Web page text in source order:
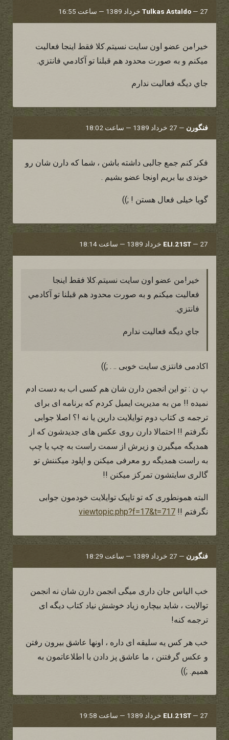
Tulkas Astaldo — 27 خرداد 1389 — ساعت 16:55
خير!من عضو اون سايت نسيتم.كلا فقط اينجا فعاليت
ميكنم و به صورت محدود هم قبلنا تو آكادمي فانتزي.
جاي ديگه فعاليت ندارم
فنگورن — 27 خرداد 1389 — ساعت 18:02
فکر کنم جمع جالبی داشته باشن ، شما که دارن شان رو
خوندی بیا بریم اونجا عضو بشیم .
گویا خیلی فعال هستن ! ;))
ELI.21ST — 27 خرداد 1389 — ساعت 18:14
خير!من عضو اون سايت نسيتم.كلا فقط اينجا
فعاليت ميكنم و به صورت محدود هم قبلنا تو آكادمي
فانتزي.
جاي ديگه فعاليت ندارم
اکادمی فانتزی سایت خوبی .. . ;))
پ ن : تو این انجمن دارن شان هم کسی اب به دست ادم
نمیده !! من به مدیریت ایمیل کردم که برنامه ای برای
ترجمه ی کتاب دوم توایلایت دارین یا نه !؟ اصلا جوابی
نگرفتم !! احتمالا دارن روی عکس های جدیدشون که از
همدیگه میگیرن و زیرش از سمت راست به چپ یا چپ
به راست همدیگه رو معرفی میکنن و اپلود میکننش تو
گالری سایتشون تمرکز میکنن !!
البته همونطوری که تو تاپیک توایلایت خودمون جوابی
نگرفتم !! viewtopic.php?f=17&t=717
فنگورن — 27 خرداد 1389 — ساعت 18:29
خب الیاس جان داری میگی انجمن دارن شان نه انجمن
توالایت ، شاید بیچاره زیاد خوشش نیاد کتاب دیگه ای
ترجمه کنه!
خب هر کس یه سلیقه ای داره ، اونها عاشق بیرون رفتن
و عکس گرفتنن ، ما عاشق پز دادن با اطلاعاتمون به
همیم. ;))
ELI.21ST — 27 خرداد 1389 — ساعت 19:58